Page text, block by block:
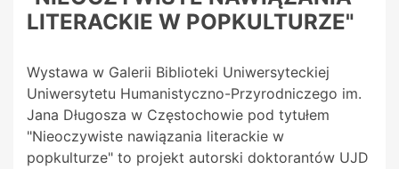
LITERACKIE W POPKULTURZE"
Wystawa w Galerii Biblioteki Uniwersyteckiej
Uniwersytetu Humanistyczno-Przyrodniczego im.
Jana Długosza w Częstochowie pod tytułem
"Nieoczywiste nawiązania literackie w
popkulturze" to projekt autorski doktorantów UJD